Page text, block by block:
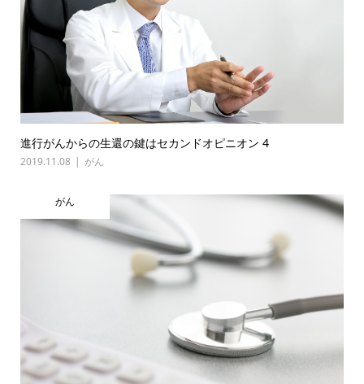
進行がんからの生還の鍵はセカンドオピニオン 4
2019.11.08 がん
がん